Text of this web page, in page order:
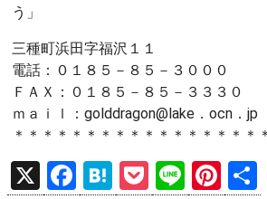
う」
三種町浜田字福沢１１
電話：０１８５－８５－３０００
ＦＡＸ：０１８５－８５－３３３０
ｍａｉｌ：golddragon@lake．ocn．jp
＊＊＊＊＊＊＊＊＊＊＊＊＊＊＊＊＊
X
F
H
P
Li
Pi